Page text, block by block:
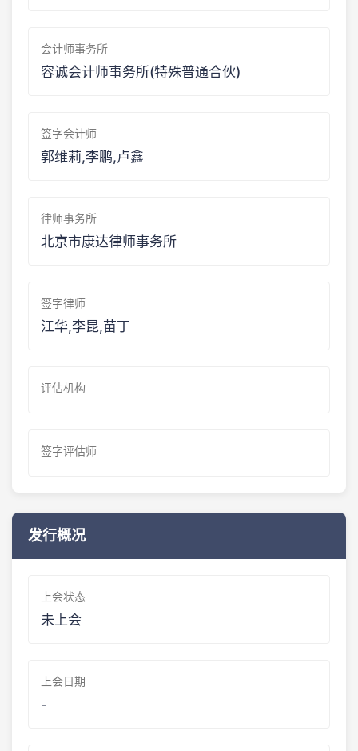
会计师事务所
容诚会计师事务所(特殊普通合伙)
签字会计师
郭维莉,李鹏,卢鑫
律师事务所
北京市康达律师事务所
签字律师
江华,李昆,苗丁
评估机构
签字评估师
发行概况
上会状态
未上会
上会日期
-